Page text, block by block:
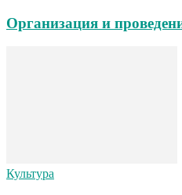
Организация и
Культура